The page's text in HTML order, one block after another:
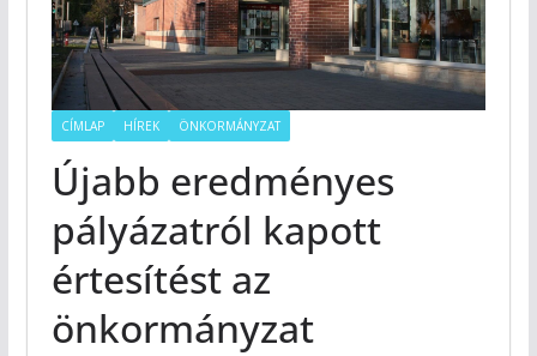
CÍMLAP HÍREK ÖNKORMÁNYZAT
Újabb eredményes
pályázatról kapott
értesítést az
önkormányzat